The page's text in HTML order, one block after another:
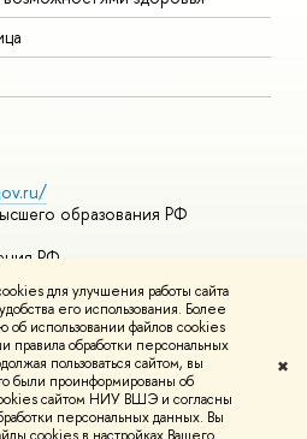
для улучшения работы сайта
его использования. Более
использовании файлов cookies
правила обработки персональных
пользоваться сайтом, вы
были проинформированы об
сайтом НИУ ВШЭ и согласны
персональных данных. Вы
✖
образования РФ
РФ
курсы
и контактыУсловия
Политика конфиденциальности
разработаны вШколе дизайна НИУ